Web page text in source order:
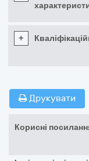
+
Друкувати
Корисні